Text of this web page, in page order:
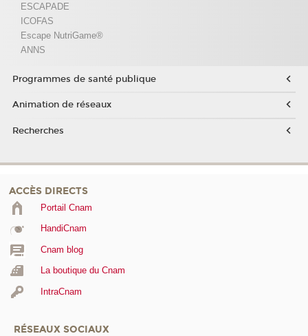
ESCAPADE
ICOFAS
Escape NutriGame®
ANNS
Programmes de santé publique
Animation de réseaux
Recherches
ACCÈS DIRECTS
Portail Cnam
HandiCnam
Cnam blog
La boutique du Cnam
IntraCnam
RÉSEAUX SOCIAUX